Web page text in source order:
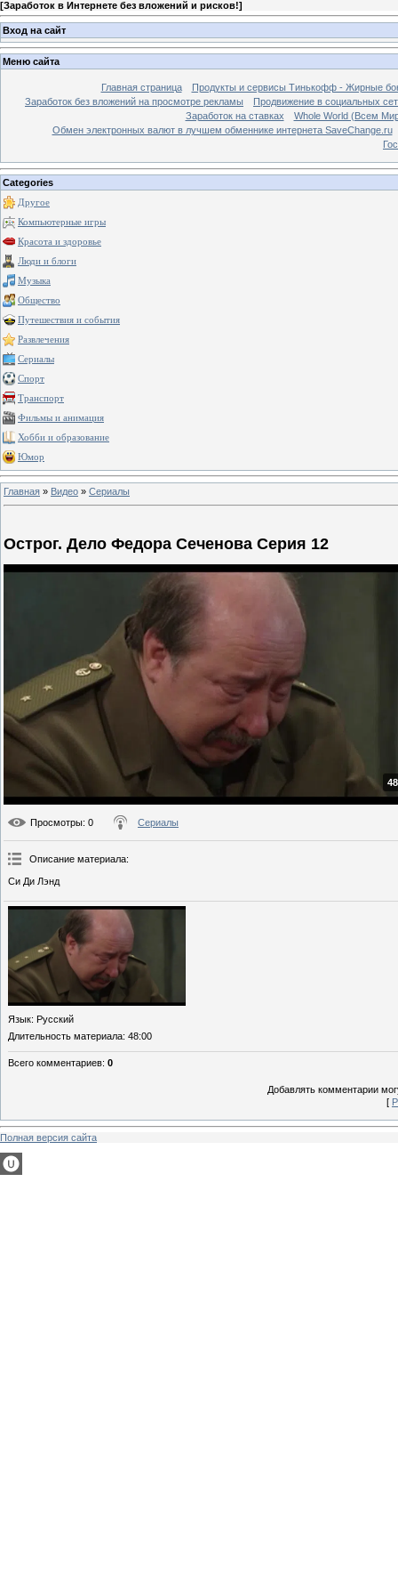
[Заработок в Интернете без вложений и рисков!]
Вход на сайт
Меню сайта
Главная страница
Продукты и сервисы Тинькофф - Жирные
Заработок без вложений на просмотре рекламы
Продвижение в социальных
Заработок на ставках
Whole World (Всем
Обмен электронных валют в лучшем обменнике интернета SaveChange.ru
Categories
Другое
Компьютерные игры
Красота и здоровье
Люди и блоги
Музыка
Общество
Путешествия и события
Развлечения
Сериалы
Спорт
Транспорт
Фильмы и анимация
Хобби и образование
Юмор
Главная » Видео » Сериалы
Острог. Дело Федора Сеченова Серия 12
Просмотры: 0 Сериалы
Описание материала:
Си Ди Лэнд
Язык: Русский
Длительность материала: 48:00
Всего комментариев: 0
Добавлять комментарии
[
Полная версия сайта